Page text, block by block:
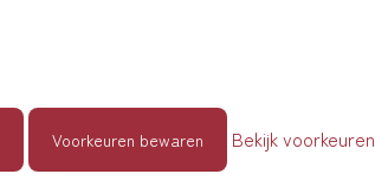
Voorkeuren bewaren
Bekijk voorkeuren